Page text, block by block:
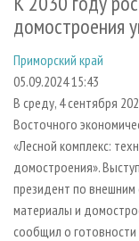
ЛЕСОПИЛЕНИЕ
СУШКА
ДЕРЕВЯННОЕ
ПРОИЗВОДСТВО
БИОЭНЕРГЕТИКА
ЦБП
НОВОСТИ
ПРЕДПРИЯТИЯ
ПЕРСОНЫ
МОБИЛЬНЫЕ
ОФИЦИАЛЬНЫЕ
ПРИОРИТЕТНЫЕ
RUSSIAN
ГАЗЕТА
АРХИВ
О ЖУРНАЛЕ
ПОДПИСКА
КОНТАКТЫ
РЕКЛАМОДАТЕЛЯМ
РЕКЛАМА
РЕКЛАМА НА
домостроения
Приморский край
05.09.2024 15:43
В среду, 4 сентября
Восточного
«Лесной комплекс:
домостроения».
президент по внешним
материалы и
сообщил о